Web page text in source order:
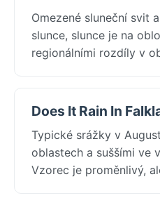
Omezené sluneční svit
slunce, slunce je na
regionálními rozdíly v
Does It Rain In
Typické srážky v
oblastech a suššími ve
Vzorec je proměnlivý,